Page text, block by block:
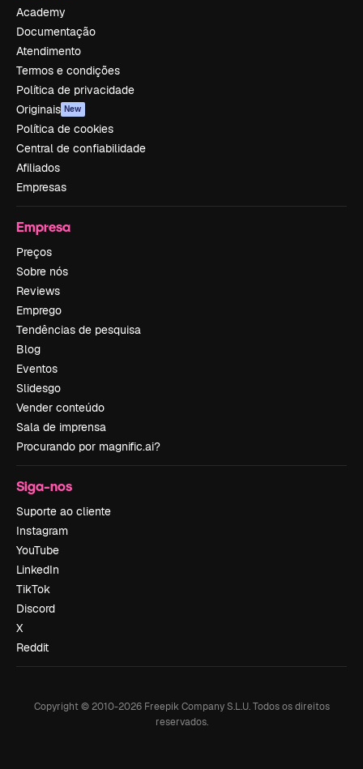
Academy
Documentação
Atendimento
Termos e condições
Política de privacidade
Originais New
Política de cookies
Central de confiabilidade
Afiliados
Empresas
Empresa
Preços
Sobre nós
Reviews
Emprego
Tendências de pesquisa
Blog
Eventos
Slidesgo
Vender conteúdo
Sala de imprensa
Procurando por magnific.ai?
Siga-nos
Suporte ao cliente
Instagram
YouTube
LinkedIn
TikTok
Discord
X
Reddit
Copyright © 2010-2026Freepik Company S.L.U. Todos os direitos
reservados.